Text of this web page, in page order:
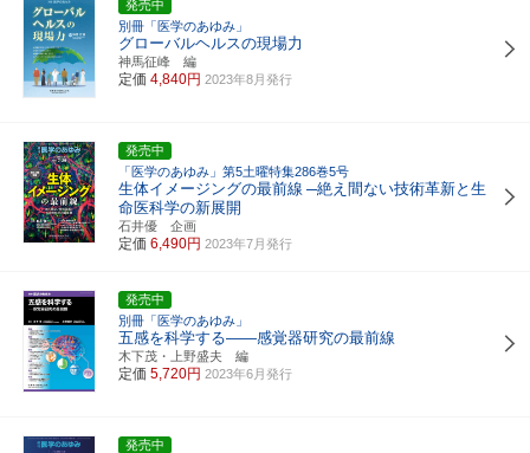
発売中
別冊「医学のあゆみ」
グローバルヘルスの現場力
神馬征峰 編
定価 4,840円 2023年8月発行
発売中
「医学のあゆみ」第5土曜特集286巻5号
生体イメージングの最前線 ─絶え間ない技術革新と生
命医科学の新展開
石井優 企画
定価 6,490円 2023年7月発行
発売中
別冊「医学のあゆみ」
五感を科学する――感覚器研究の最前線
木下茂・上野盛夫 編
定価 5,720円 2023年6月発行
発売中